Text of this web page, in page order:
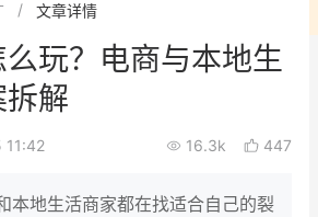
文章详情
玩？电商与本地生
解
16.3k 447
本地生活商家都在找适合自己的裂